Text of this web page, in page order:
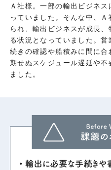
Ａ社様。一部の輸出ビジネ
っていました。そんな中、
られ、輸出ビジネスが成長
る状況となっていました。
続きの確認や船積みに間に
期せぬスケジュール遅延や
ました。